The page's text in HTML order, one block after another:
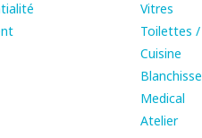
Vitres
Toilettes
Cuisine
Medical
Atelier